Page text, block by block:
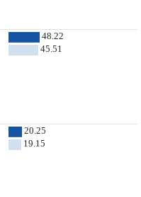
48.22
45.51
20.25
19.15